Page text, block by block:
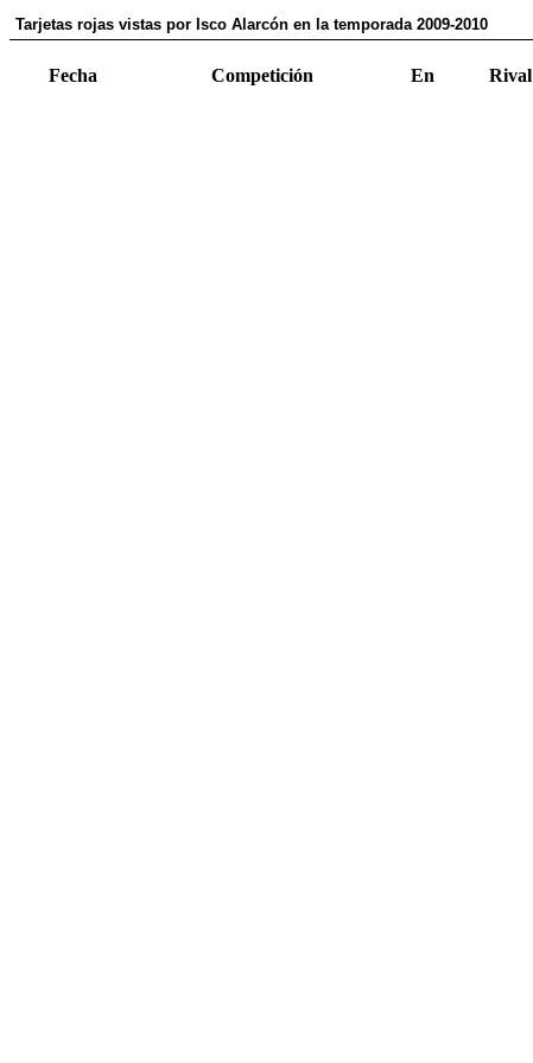
Tarjetas rojas vistas por Isco Alarcón en la temporada 2009-2010
Fecha Competición En Rival